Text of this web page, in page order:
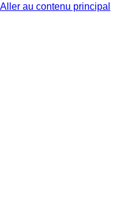
Aller au contenu principal